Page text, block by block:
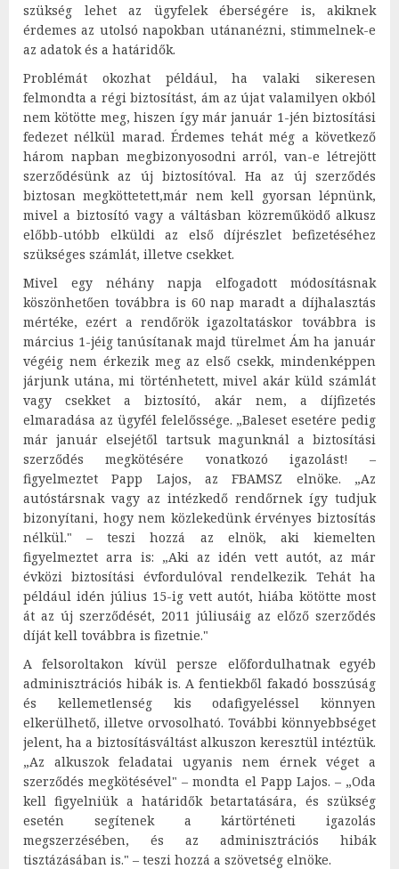
szükség lehet az ügyfelek éberségére is, akiknek
érdemes az utolsó napokban utánanézni, stimmelnek-e
az adatok és a határidők.
Problémát okozhat például, ha valaki sikeresen
felmondta a régi biztosítást, ám az újat valamilyen okból
nem kötötte meg, hiszen így már január 1-jén biztosítási
fedezet nélkül marad. Érdemes tehát még a következő
három napban megbizonyosodni arról, van-e létrejött
szerződésünk az új biztosítóval. Ha az új szerződés
biztosan megköttetett,már nem kell gyorsan lépnünk,
mivel a biztosító vagy a váltásban közreműködő alkusz
előbb-utóbb elküldi az első díjrészlet befizetéséhez
szükséges számlát, illetve csekket.
Mivel egy néhány napja elfogadott módosításnak
köszönhetően továbbra is 60 nap maradt a díjhalasztás
mértéke, ezért a rendőrök igazoltatáskor továbbra is
március 1-jéig tanúsítanak majd türelmet Ám ha január
végéig nem érkezik meg az első csekk, mindenképpen
járjunk utána, mi történhetett, mivel akár küld számlát
vagy csekket a biztosító, akár nem, a díjfizetés
elmaradása az ügyfél felelőssége. „Baleset esetére pedig
már január elsejétől tartsuk magunknál a biztosítási
szerződés megkötésére vonatkozó igazolást! –
figyelmeztet Papp Lajos, az FBAMSZ elnöke. „Az
autóstársnak vagy az intézkedő rendőrnek így tudjuk
bizonyítani, hogy nem közlekedünk érvényes biztosítás
nélkül." – teszi hozzá az elnök, aki kiemelten
figyelmeztet arra is: „Aki az idén vett autót, az már
évközi biztosítási évfordulóval rendelkezik. Tehát ha
például idén július 15-ig vett autót, hiába kötötte most
át az új szerződését, 2011 júliusáig az előző szerződés
díját kell továbbra is fizetnie."
A felsoroltakon kívül persze előfordulhatnak egyéb
adminisztrációs hibák is. A fentiekből fakadó bosszúság
és kellemetlenség kis odafigyeléssel könnyen
elkerülhető, illetve orvosolható. További könnyebbséget
jelent, ha a biztosításváltást alkuszon keresztül intéztük.
„Az alkuszok feladatai ugyanis nem érnek véget a
szerződés megkötésével" – mondta el Papp Lajos. – „Oda
kell figyelniük a határidők betartatására, és szükség
esetén segítenek a kártörténeti igazolás
megszerzésében, és az adminisztrációs hibák
tisztázásában is." – teszi hozzá a szövetség elnöke.